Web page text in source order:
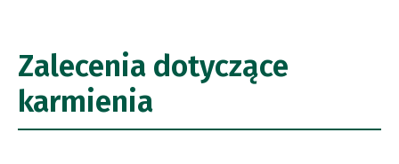
Zalecenia dotyczące
karmienia